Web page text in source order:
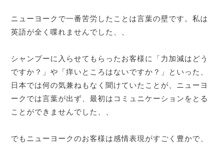
ニューヨークで一番苦労したことは言葉の壁です。私は
英語が全く喋れませんでした、、
シャンプーに入らせてもらったお客様に「力加減はどう
ですか？」や「痒いところはないですか？」といった、
日本では何の気兼ねもなく聞けていたことが、ニューヨ
ークでは言葉が出ず、最初はコミュニケーションをとる
ことができませんでした、、
でもニューヨークのお客様は感情表現がすごく豊かで、